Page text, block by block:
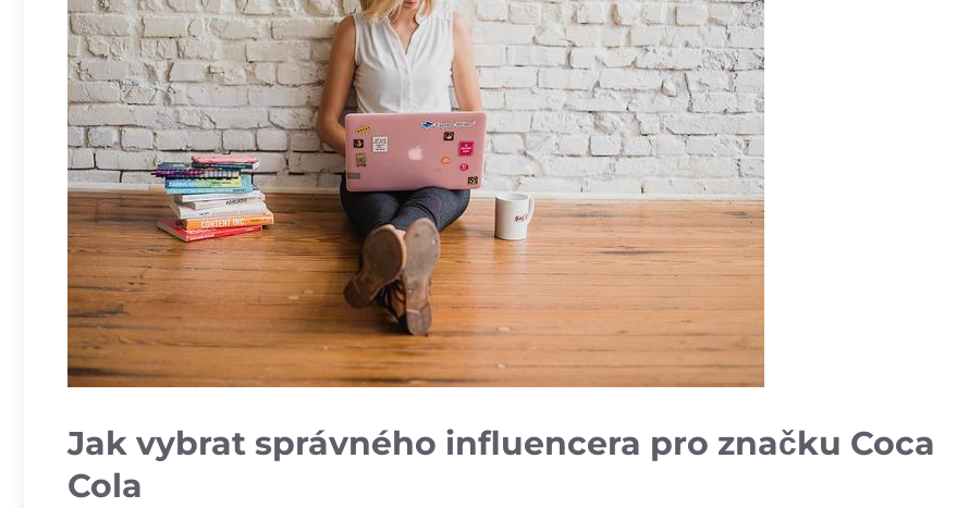
Jak vybrat správného influencera pro značku Coca
Cola